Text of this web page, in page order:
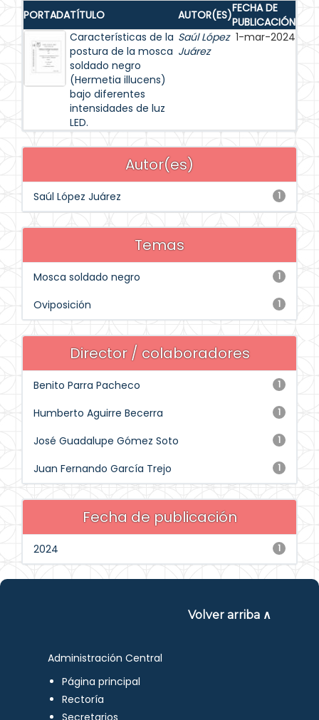
PORTADATÍTULO AUTOR(ES)FECHA DE
PUBLICACIÓN
Características de la
postura de la mosca
soldado negro
(Hermetia illucens)
bajo diferentes
intensidades de luz
LED.
Saúl López
Juárez
1-mar-2024
Autor(es)
1
Saúl López Juárez
Temas
1
Mosca soldado negro
1
Oviposición
Director / colaboradores
1
Benito Parra Pacheco
1
Humberto Aguirre Becerra
1
José Guadalupe Gómez Soto
1
Juan Fernando García Trejo
Fecha de publicación
1
2024
Volver arriba ∧
Administración Central
Página principal
Rectoría
Secretarios